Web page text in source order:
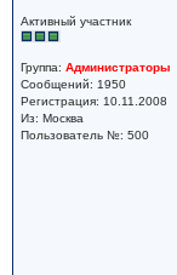
Активный участник
Группа: Администраторы
Сообщений: 1950
Регистрация: 10.11.2008
Из: Москва
Пользователь №: 500